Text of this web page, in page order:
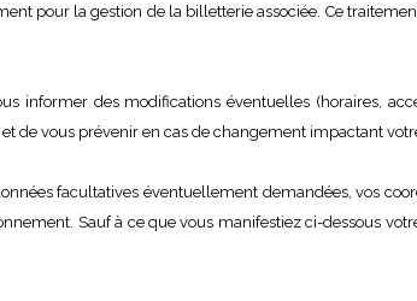
pour la gestion de la billetterie associée. Ce
des modifications éventuelles (horaires,
de vous prévenir en cas de changement impactant
facultatives éventuellement demandées, vos
Sauf à ce que vous manifestiez ci-dessous